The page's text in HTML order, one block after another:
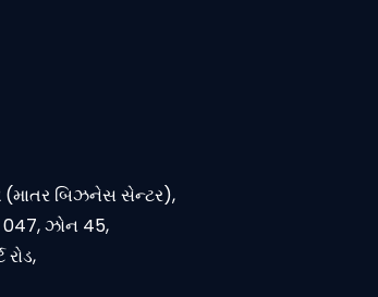
(માતર બિઝનેસ સેન્ટર),
ઝોન 45,
રોડ,